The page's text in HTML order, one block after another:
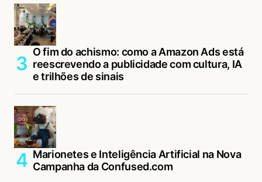
O fim do achismo: como a Amazon Ads está
reescrevendo a publicidade com cultura, IA
e trilhões de sinais
Marionetes e Inteligência Artificial na Nova
Campanha da Confused.com